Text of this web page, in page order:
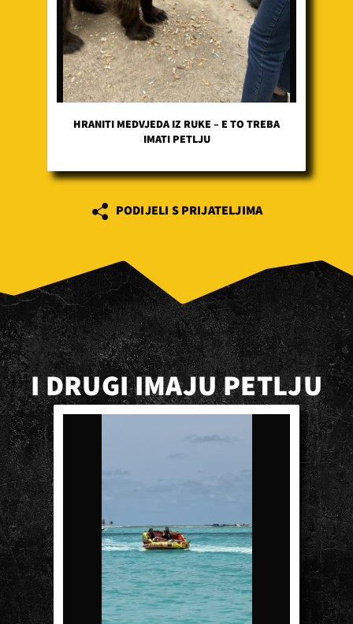
HRANITI MEDVJEDA IZ RUKE – E TO TREBA
IMATI PETLJU
PODIJELI S PRIJATELJIMA
I DRUGI IMAJU PETLJU